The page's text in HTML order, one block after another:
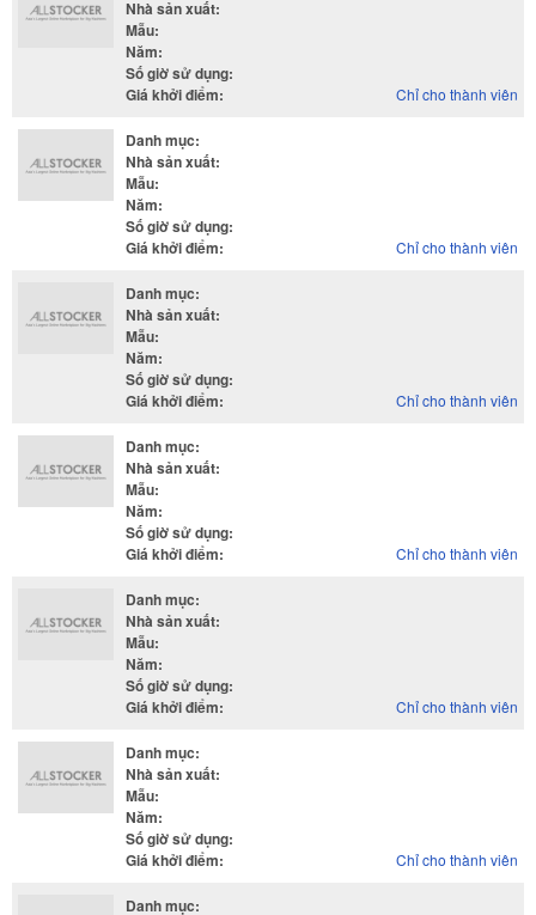
Nhà sản xuất:
Mẫu:
Năm:
Số giờ sử dụng:
Giá khởi điểm: Chỉ cho thành viên
Danh mục:
Nhà sản xuất:
Mẫu:
Năm:
Số giờ sử dụng:
Giá khởi điểm: Chỉ cho thành viên
Danh mục:
Nhà sản xuất:
Mẫu:
Năm:
Số giờ sử dụng:
Giá khởi điểm: Chỉ cho thành viên
Danh mục:
Nhà sản xuất:
Mẫu:
Năm:
Số giờ sử dụng:
Giá khởi điểm: Chỉ cho thành viên
Danh mục:
Nhà sản xuất:
Mẫu:
Năm:
Số giờ sử dụng:
Giá khởi điểm: Chỉ cho thành viên
Danh mục:
Nhà sản xuất:
Mẫu:
Năm:
Số giờ sử dụng:
Giá khởi điểm: Chỉ cho thành viên
Danh mục: